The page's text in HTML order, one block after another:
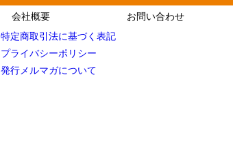
会社概要
特定商取引法に基づく表記
プライバシーポリシー
発行メルマガについて
お問い合わせ